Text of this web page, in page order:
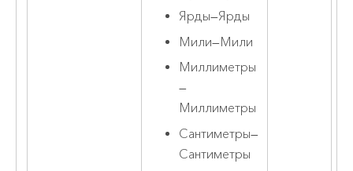
Ярды—Ярды
Мили—Мили
Миллиметры
—
Миллиметры
Сантиметры—
Сантиметры